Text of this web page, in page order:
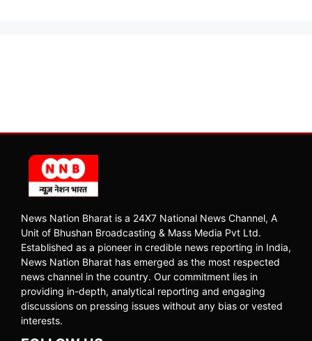
News Nation Bharat is a 24X7 National News Channel, A
Unit of Bhushan Broadcasting & Mass Media Pvt Ltd.
Established as a pioneer in credible news reporting in India,
News Nation Bharat has emerged as the most respected
news channel in the country. Our commitment lies in
providing in-depth, analytical reporting and engaging
discussions on pressing issues without any bias or vested
interests.